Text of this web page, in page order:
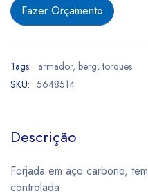
Fazer Orçamento
Tags: armador, berg,torques
SKU: 5648514
Descrição
Forjada em aço carbono,
controlada